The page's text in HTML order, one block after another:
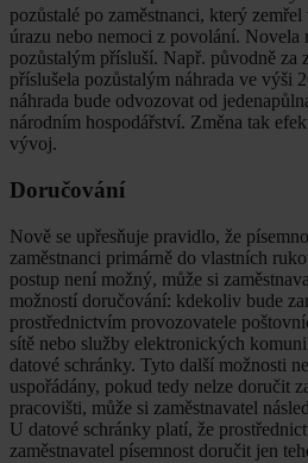
pozůstalé po zaměstnanci, který
úrazu nebo nemoci z povolání. Novela
pozůstalým přísluší. Např. původně za
příslušela pozůstalým náhrada ve výši
náhrada bude odvozovat od
národním hospodářství. Změna tak
vývoj.
Doručování
Nově se upřesňuje pravidlo, že
zaměstnanci primárně do vlastních
postup není možný, může si
možností doručování: kdekoliv bude
prostřednictvím provozovatele
sítě nebo služby elektronických
datové schránky. Tyto další možnosti
uspořádány, pokud tedy nelze doručit
pracovišti, může si zaměstnavatel
U datové schránky platí, že
zaměstnavatel písemnost doručit jen